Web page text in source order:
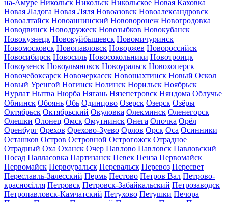
на-Амуре Никольск Никольск Никольское Новая Каховка
Новая Ладога Новая Ляля Новоазовск Новоалександровск
Новоалтайск Новоаннинский Нововоронеж Новогродовка
Новодвинск Новодружеск Новозыбков Новокубанск
Новокузнецк Новокуйбышевск Новомичуринск
Новомосковск Новопавловск Новоржев Новороссийск
Новосибирск Новосиль Новосокольники Новотроицк
Новоузенск Новоульяновск Новоуральск Новохоперск
Новочебоксарск Новочеркасск Новошахтинск Новый Оскол
Новый Уренгой Ногинск Нолинск Норильск Ноябрьск
Нурлат Нытва Нюрба Нягань Нязепетровск Няндома Облучье
Обнинск Обоянь Обь Одинцово Озерск Озерск Озёры
Октябрьск Октябрьский Окуловка Олекминск Оленегорск
Олешки Олонец Омск Омутнинск Онега Опочка Орёл
Оренбург Орехов Орехово-Зуево Орлов Орск Оса Осинники
Осташков Остров Островной Острогожск Отрадное
Отрадный Оха Оханск Очер Павлово Павловск Павловский
Посад Палласовка Партизанск Певек Пенза Первомайск
Первомайск Первоуральск Перевальск Перевоз Пересвет
Переславль-Залесский Пермь Пестово Петров Вал Петрово-
красносілля Петровск Петровск-Забайкальский Петрозаводск
Петропавловск-Камчатский Петухово Петушки Печора